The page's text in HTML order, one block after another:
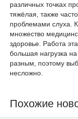
различных точках
тяжёлая, также
проблемами слуха.
множество
здоровье. Работа
большая нагрузка
разным, поэтому
несложно.
Похожие